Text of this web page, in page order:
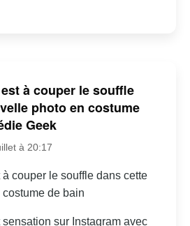
à couper le souffle
photo en costume
Geek
à 20:17
couper le souffle dans cette
de bain
sur Instagram avec